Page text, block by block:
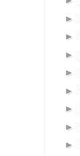
►
►
►
►
►
►
►
►